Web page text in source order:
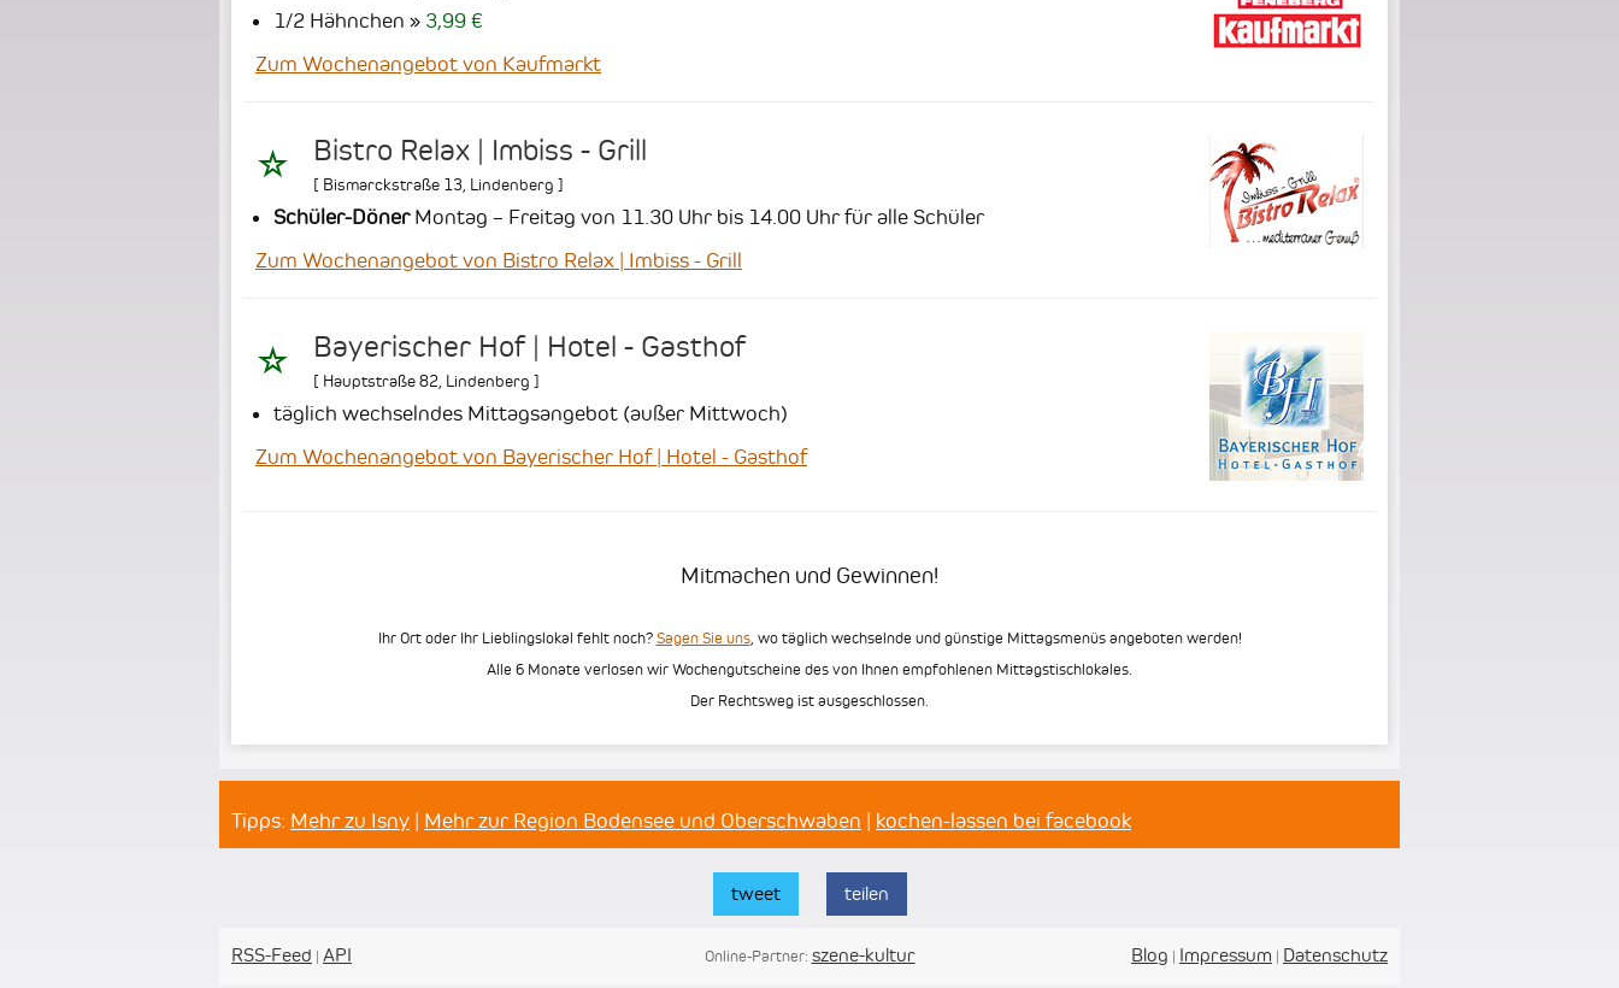
1/2 Hähnchen
3,99 €
Zum Wochenangebot von Kaufmarkt
Bistro Relax | Imbiss - Grill
[ Bismarckstraße 13, Lindenberg ]
Schüler-DönerMontag – Freitag von 11.30 Uhr bis 14.00 Uhr für alle Schüler
Zum Wochenangebot von Bistro Relax | Imbiss - Grill
Bayerischer Hof | Hotel - Gasthof
[ Hauptstraße 82, Lindenberg ]
täglich wechselndes Mittagsangebot (außer Mittwoch)
Zum Wochenangebot von Bayerischer Hof | Hotel - Gasthof
Mitmachen und Gewinnen!
Ihr Ort oder Ihr Lieblingslokal fehlt noch? Sagen Sie uns, wo täglich wechselnde und günstige Mittagsmenüs angeboten werden!
Alle 6 Monate verlosen wir Wochengutscheine des von Ihnen empfohlenen Mittagstischlokales.
Der Rechtsweg ist ausgeschlossen.
Tipps: Mehr zu Isny Mehr zur Region Bodensee und Oberschwaben kochen-lassen bei facebook
tweet teilen
RSS-Feed | API Online-Partner: szene-kultur Blog | Impressum | Datenschutz